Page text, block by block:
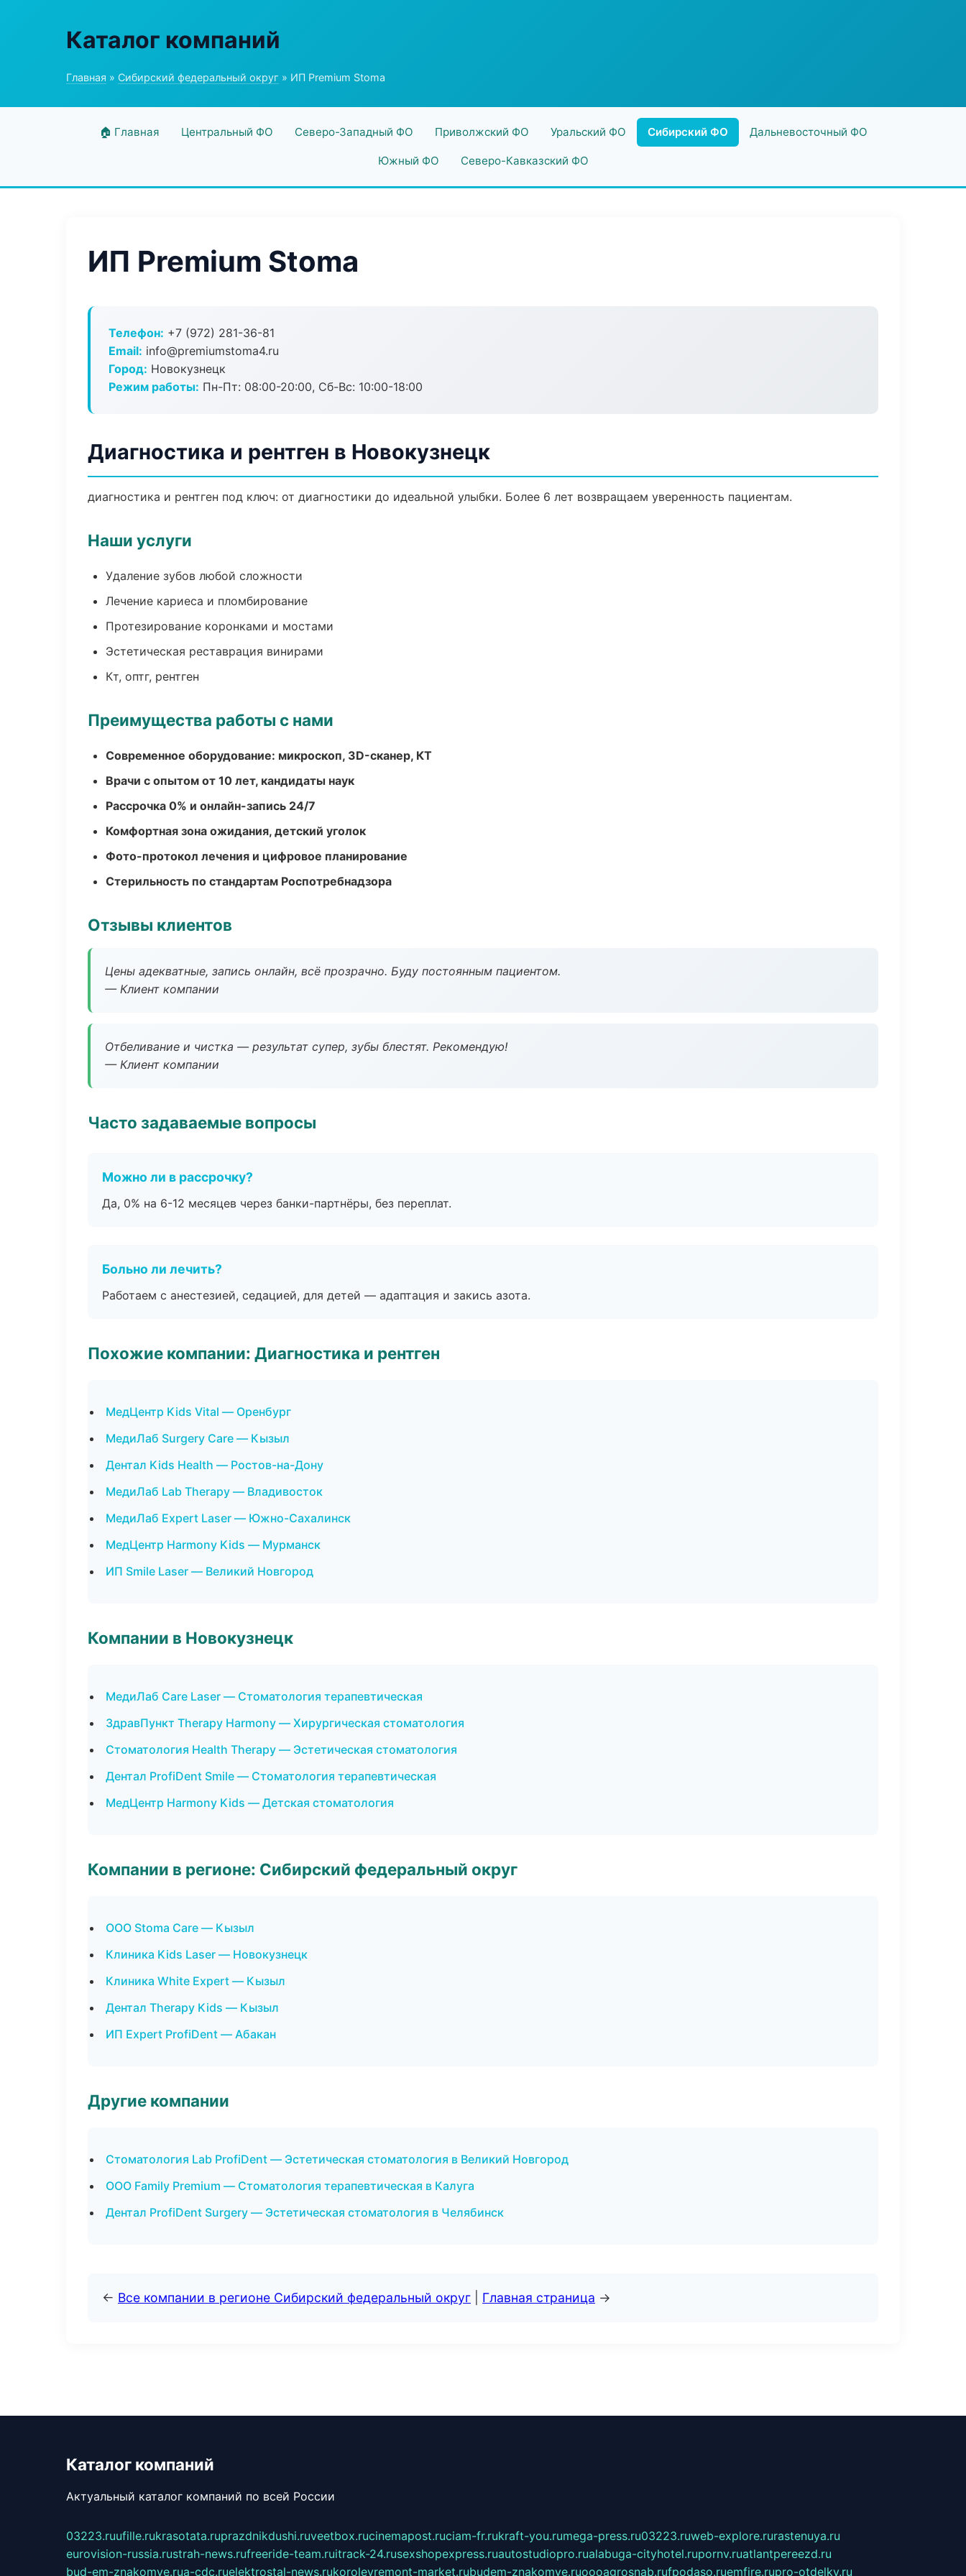
Каталог компаний
Главная » Сибирский федеральный округ » ИП Premium Stoma
🏠 Главная Центральный ФО Северо-Западный ФО Приволжский ФО Уральский ФО Сибирский ФО Дальневосточный ФО
Южный ФО Северо-Кавказский ФО
ИП Premium Stoma
Телефон: +7 (972) 281-36-81
Email: info@premiumstoma4.ru
Город: Новокузнецк
Режим работы: Пн-Пт: 08:00-20:00, Сб-Вс: 10:00-18:00
Диагностика и рентген в Новокузнецк
диагностика и рентген под ключ: от диагностики до идеальной улыбки. Более 6 лет возвращаем уверенность пациентам.
Наши услуги
Удаление зубов любой сложности
Лечение кариеса и пломбирование
Протезирование коронками и мостами
Эстетическая реставрация винирами
Кт, оптг, рентген
Преимущества работы с нами
Современное оборудование: микроскоп, 3D-сканер, КТ
Врачи с опытом от 10 лет, кандидаты наук
Рассрочка 0% и онлайн-запись 24/7
Комфортная зона ожидания, детский уголок
Фото-протокол лечения и цифровое планирование
Стерильность по стандартам Роспотребнадзора
Отзывы клиентов
Цены адекватные, запись онлайн, всё прозрачно. Буду постоянным пациентом.
— Клиент компании
Отбеливание и чистка — результат супер, зубы блестят. Рекомендую!
— Клиент компании
Часто задаваемые вопросы
Можно ли в рассрочку?
Да, 0% на 6-12 месяцев через банки-партнёры, без переплат.
Больно ли лечить?
Работаем с анестезией, седацией, для детей — адаптация и закись азота.
Похожие компании: Диагностика и рентген
МедЦентр Kids Vital — Оренбург
МедиЛаб Surgery Care — Кызыл
Дентал Kids Health — Ростов-на-Дону
МедиЛаб Lab Therapy — Владивосток
МедиЛаб Expert Laser — Южно-Сахалинск
МедЦентр Harmony Kids — Мурманск
ИП Smile Laser — Великий Новгород
Компании в Новокузнецк
МедиЛаб Care Laser — Стоматология терапевтическая
ЗдравПункт Therapy Harmony — Хирургическая стоматология
Стоматология Health Therapy — Эстетическая стоматология
Дентал ProfiDent Smile — Стоматология терапевтическая
МедЦентр Harmony Kids — Детская стоматология
Компании в регионе: Сибирский федеральный округ
ООО Stoma Care — Кызыл
Клиника Kids Laser — Новокузнецк
Клиника White Expert — Кызыл
Дентал Therapy Kids — Кызыл
ИП Expert ProfiDent — Абакан
Другие компании
Стоматология Lab ProfiDent — Эстетическая стоматология в Великий Новгород
ООО Family Premium — Стоматология терапевтическая в Калуга
Дентал ProfiDent Surgery — Эстетическая стоматология в Челябинск
← Все компании в регионе Сибирский федеральный округ Главная страница →
Каталог компаний
Актуальный каталог компаний по всей России
03223.ruufille.rukrasotata.ruprazdnikdushi.ruveetbox.rucinemapost.ruciam-fr.rukraft-you.rumega-press.ru03223.ruweb-explore.rurastenuya.ru
eurovision-russia.rustrah-news.rufreeride-team.ruitrack-24.rusexshopexpress.ruautostudiopro.rualabuga-cityhotel.rupornv.ruatlantpereezd.ru
bud-em-znakomye.rua-cdc.ruelektrostal-news.rukorolevremont-market.rubudem-znakomye.ruoooagrosnab.rufpodaso.ruemfire.rupro-otdelky.ru